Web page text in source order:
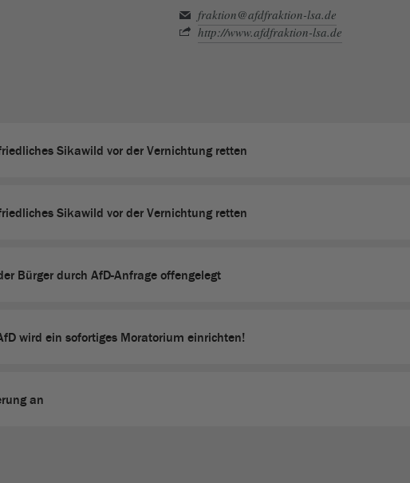
fraktion@afdfraktion-lsa.de
http://www.afdfraktion-lsa.de
Sikawild vor der Vernichtung retten
Sikawild vor der Vernichtung retten
Bürger durch AfD-Anfrage offengelegt
wird ein sofortiges Moratorium einrichten!
an